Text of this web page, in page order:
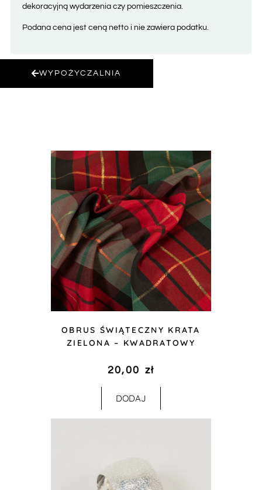
dekoracyjną wydarzenia czy pomieszczenia.
Podana cena jest ceną netto i nie zawiera podatku.
WYPOŻYCZALNIA
OBRUS ŚWIĄTECZNY KRATA
ZIELONA – KWADRATOWY
20,00 zł
DODAJ